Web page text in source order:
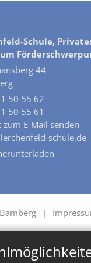
Schule,
44
50 55 62
50 55 61
zum E-Mail senden
schule.de